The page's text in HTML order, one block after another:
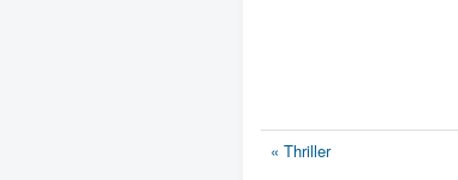
« Thriller